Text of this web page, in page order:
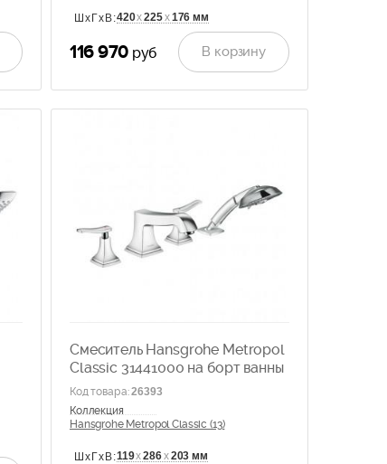
ШхГхВ:420х225х176 мм
116 970 руб В корзину
Смеситель Hansgrohe Metropol
Classic 31441000 на борт ванны
Код товара:26393
Коллекция
Hansgrohe Metropol Classic (13)
ШхГхВ:119х286х203 мм